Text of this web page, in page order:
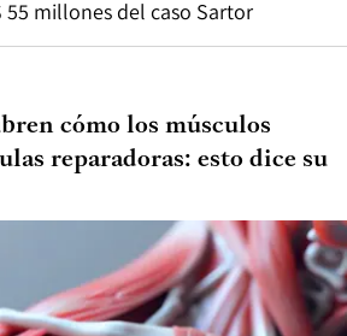
55 millones del caso Sartor
cómo los músculos
reparadoras: esto dice su